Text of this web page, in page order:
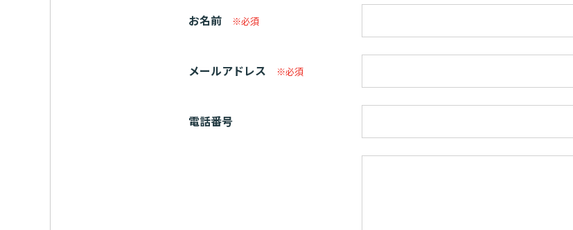
お名前 ※必須
メールアドレス ※必須
電話番号